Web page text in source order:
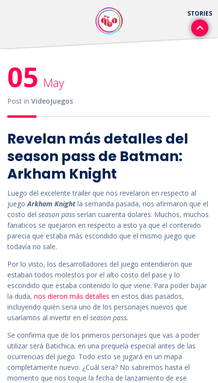
05 May
Post in VideoJuegos
Revelan más detalles del
season pass de Batman:
Arkham Knight
Luego del excelente trailer que nos revelaron en respecto al
juego Arkham Knight la semanda pasada, nos afirmaron que el
costo del season pass serían cuarenta dolares. Muchos, muchos
fanaticos se quejaron en respecto a esto ya que el contenido
parecia que estaba más escondido que el mismo juego que
todavía no sale.
Por lo visto, los desarrolladores del juego entendieron que
estaban todos molestos por el alto costo del pase y lo
escondido que estaba contenido lo que viene. Para poder bajar
la duda, nos dieron más detalles en estos dias pasados,
incluyendo quién seria uno de los personajes nuevos que
usaríamos al invertir en el season pass.
Se confirma que de los primeros personajes que vas a poder
utilizar será Batichica, en una prequela especial antes de las
ocurrencias del juego. Todo esto se jugará en un mapa
completamente nuevo. ¿Cuál sera? No sabremos hasta el
momento que nos toque la fecha de lanzamiento de ese